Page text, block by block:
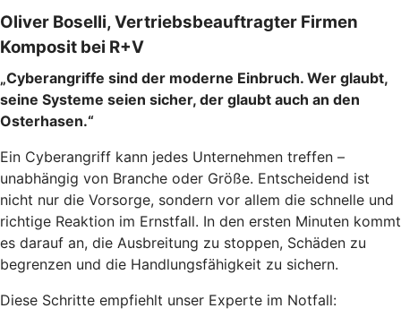
Oliver Boselli, Vertriebsbeauftragter Firmen
Komposit bei R+V
„Cyberangriffe sind der moderne Einbruch. Wer glaubt,
seine Systeme seien sicher, der glaubt auch an den
Osterhasen.“
Ein Cyberangriff kann jedes Unternehmen treffen –
unabhängig von Branche oder Größe. Entscheidend ist
nicht nur die Vorsorge, sondern vor allem die schnelle und
richtige Reaktion im Ernstfall. In den ersten Minuten kommt
es darauf an, die Ausbreitung zu stoppen, Schäden zu
begrenzen und die Handlungsfähigkeit zu sichern.
Diese Schritte empfiehlt unser Experte im Notfall: